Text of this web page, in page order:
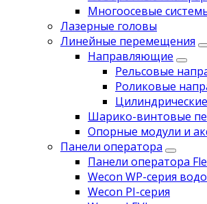
Многоосевые
Лазерные головы
Линейные перемещения
Направляющие
Рельсовые
Роликовые
Шарико-винтовые
Опорные модули и
Панели оператора
Панели оператора
Wecon WP-серия
Wecon PI-серия